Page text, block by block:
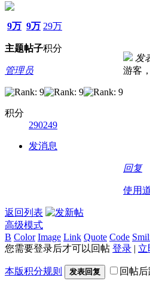
9万
主题
9万
帖子
29万
积分
管理员
积分
290249
发消息
发
游客
回复
使用
返回列表
高级模式
B Color Image Link Quote Code
您需要登录后才可以回帖 登录 | 立
本版积分规则 发表回复 回帖